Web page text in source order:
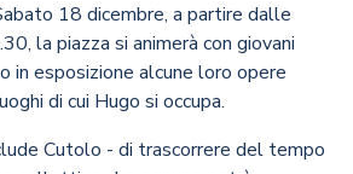
18 dicembre, a partire dalle
la piazza si animerà con giovani
in esposizione alcune loro opere
di cui Hugo si occupa.
Cutolo - di trascorrere del tempo